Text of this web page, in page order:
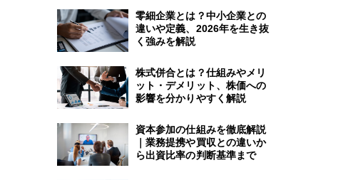
零細企業とは？中小企業との
違いや定義、2026年を生き抜
く強みを解説
株式併合とは？仕組みやメリ
ット・デメリット、株価への
影響を分かりやすく解説
資本参加の仕組みを徹底解説
｜業務提携や買収との違いか
ら出資比率の判断基準まで